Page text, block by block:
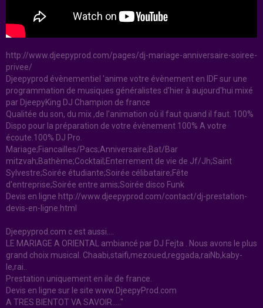
http://www.djeepyprod.com/pages/dj-mariage-anniversaire-soiree-
privee/
Djeepyprod évènementiel 'anime votre évènement en IDF sur une
programmation de musiques généralistes d'hier à aujourd'hui mixé
par DjeepyKing DJ Champion de france
Qualitée du son, du mix ,de l'animation où il faut quand il faut. 100%
Dispo pour la préparation de votre évènement 100% A votre
écoute.100% DJ Pro.
Mariage;Fiancailles/Pacs;Anniversaire;Bat/Bar
mitzvah;Bathème;Cocktail;Enterrement de vie de Jf/Jh;Saint
Sylvestre;Soirée étudiante;Soirée célibataire;Fête
d'entreprise;Soirée entre amis;Soirée disco Funk
Devis en ligne http://www.djeepyprod.com/contact/dj-prestation-
devis-en-ligne.html
Djeepyprod.com c est aussi....
LE MARIAGE A ORIENTAL ambiancé par DJ Fejta . Nous avons le plus
grand choix musical. Chaabi,staifi,mezoued,reggada,raiNb,kaby­
le,rai..
Prestation uniquement en ile de france.
Devis en ligne sur le site www.DjeepyProd.com
A TRES BIENTOT VA SAVOIR....."